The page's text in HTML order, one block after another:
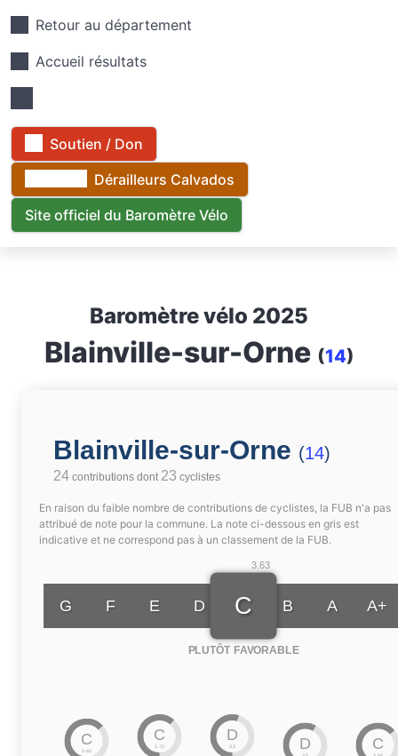
Retour au département
Accueil résultats
Soutien / Don
Dérailleurs Calvados
Site officiel du Baromètre Vélo
Baromètre vélo 2025
Blainville-sur-Orne (14)
Blainville-sur-Orne (14)
24 contributions dont 23 cyclistes
En raison du faible nombre de contributions de cyclistes, la FUB n'a pas
attribué de note pour la commune. La note ci-dessous en gris est
indicative et ne correspond pas à un classement de la FUB.
G F E D
3.63
C
PLUTÔT FAVORABLE
B A A+
C
3.82
C
3.72
D
3.3 D C